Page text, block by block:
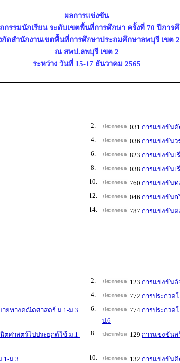
ผลการแข่งขัน
กรรมนักเรียน ระดับเขตพื้นที่การศึกษา ครั้งที่ 70 ปีการศึ
กัดสำนักงานเขตพื้นที่การศึกษาประถมศึกษาลพบุรี เขต 2
ณ สพป.ลพบุรี เขต 2
ระหว่าง วันที่ 15-17 ธันวาคม 2565
2. 031 การแข่งขันคั
4. 036 การแข่งขันว
6. 823 การแข่งขันเ
8. 038 การแข่งขันเ
10. 760 การแข่งขันท่
12. 046 การแข่งขันก
14. 787 การแข่งขันต่
2. 123 การแข่งขันอั
4. 772 การประกวด
ายทางคณิตศาสตร์ ม.1-ม.3 6. 774 การประกวด
ป.6
ตศาสตร์ไปประยุกต์ใช้ ม.1-
8. 129 การแข่งขันส
ม.3 10. 132 การแข่งขันคิ